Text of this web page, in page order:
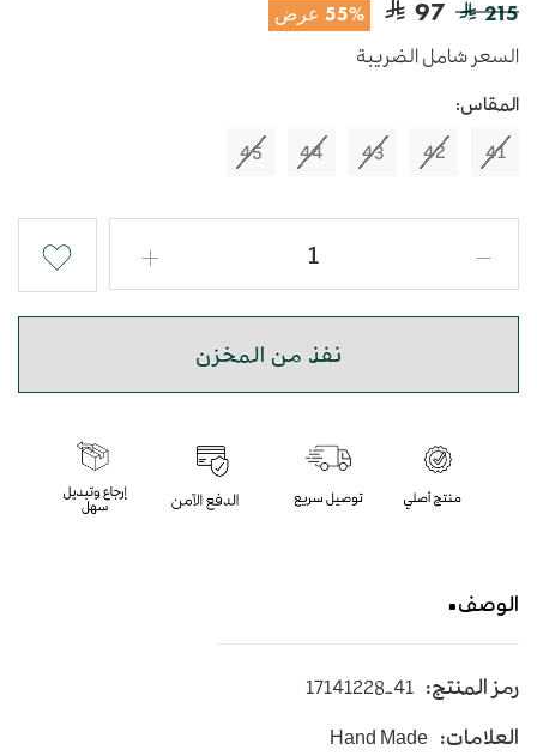
215
97 55% عرض
السعر شامل الضريبة
المقاس:
41
42
43
44
45
نفذ من المخزن
الوصف
متوسط الارتفاع - اللون أسود
رمز المنتج: 17141228-41
العلامات: Hand Made